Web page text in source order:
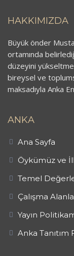
HAKKIMIZDA
Büyük önder
ortamında
düzeyini
bireysel ve
maksadıyla Anka
ANKA
Ana Sayfa
Öykümüz ve
Temel
Çalışma
Yayın
Anka Tanıtım